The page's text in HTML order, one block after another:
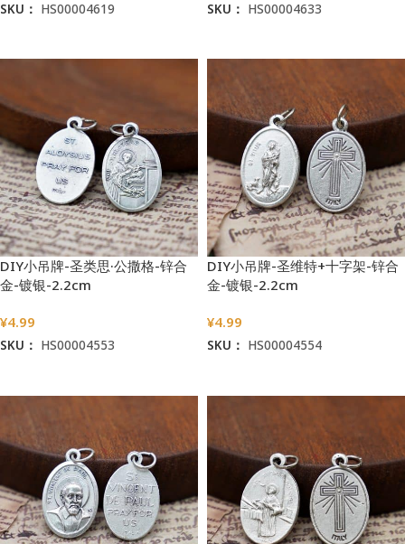
SKU： HS00004619 SKU： HS00004633
DIY小吊牌-圣类思·公撒格-锌合
金-镀银-2.2cm
¥4.99
SKU： HS00004553
DIY小吊牌-圣维特+十字架-锌合
金-镀银-2.2cm
¥4.99
SKU： HS00004554